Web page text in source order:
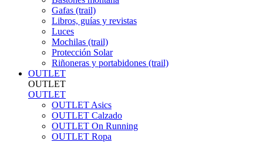
Gafas (trail)
Libros, guías y revistas
Luces
Mochilas (trail)
Protección Solar
Riñoneras y portabidones (trail)
OUTLET
OUTLET
OUTLET
OUTLET Asics
OUTLET Calzado
OUTLET On Running
OUTLET Ropa